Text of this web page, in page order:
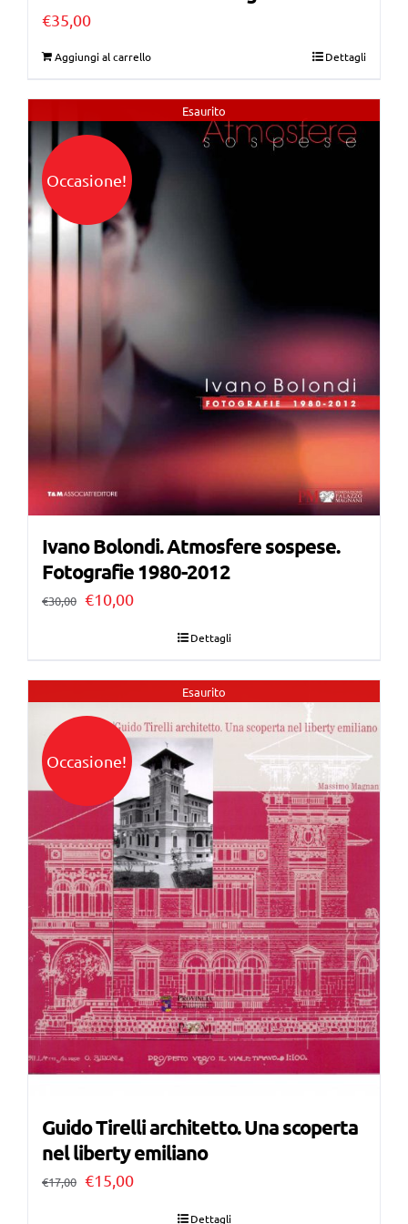
€35,00
Aggiungi al carrello Dettagli
Esaurito
Occasione!
Ivano Bolondi. Atmosfere sospese.
Fotografie 1980-2012
€30,00 Il
era:
€30,00.
€10,00Il
è:
Dettagli
Esaurito
Occasione!
Guido Tirelli architetto. Una scoperta
nel liberty emiliano
€17,00 Il
€15,00Il
Dettagli